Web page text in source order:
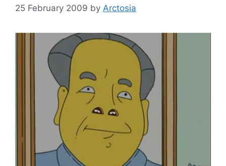
25 February 2009 by Arctosia